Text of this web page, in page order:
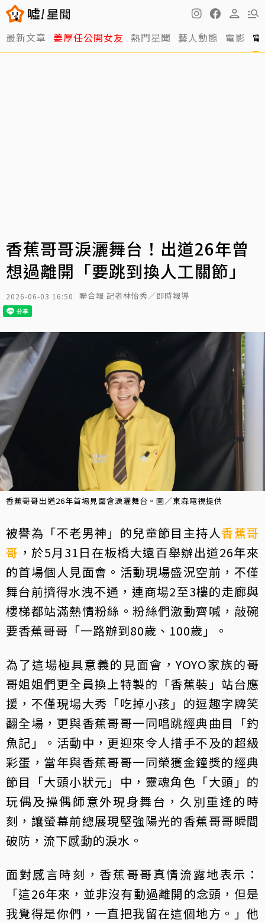
最新文章 姜厚任公開女友 熱門星聞 藝人動態 電影
香蕉哥哥淚灑舞台！出道26年曾
想過離開「要跳到換人工關節」
2026-06-03 16:50 聯合報 記者林怡秀／即時報導
香蕉哥哥出道26年首場見面會淚灑舞台。圖／東森電視提供
被譽為「不老男神」的兒童節目主持人香蕉哥
哥 ，於5月31日在板橋大遠百舉辦出道26年來
的首場個人見面會。活動現場盛況空前，不僅
舞台前擠得水洩不通，連商場2至3樓的走廊與
樓梯都站滿熱情粉絲。粉絲們激動齊喊，敲碗
要香蕉哥哥「一路辦到80歲、100歲」。
為了這場極具意義的見面會，YOYO家族的哥
哥姐姐們更全員換上特製的「香蕉裝」站台應
援，不僅現場大秀「吃掉小孩」的逗趣字牌笑
翻全場，更與香蕉哥哥一同唱跳經典曲目「釣
魚記」。活動中，更迎來令人措手不及的超級
彩蛋，當年與香蕉哥哥一同榮獲金鐘獎的經典
節目「大頭小狀元」中，靈魂角色「大頭」的
玩偶及操偶師意外現身舞台，久別重逢的時
刻，讓螢幕前總展現堅強陽光的香蕉哥哥瞬間
破防，流下感動的淚水。
面對感言時刻，香蕉哥哥真情流露地表示：
「這26年來，並非沒有動過離開的念頭，但是
我覺得是你們，一直把我留在這個地方。」他